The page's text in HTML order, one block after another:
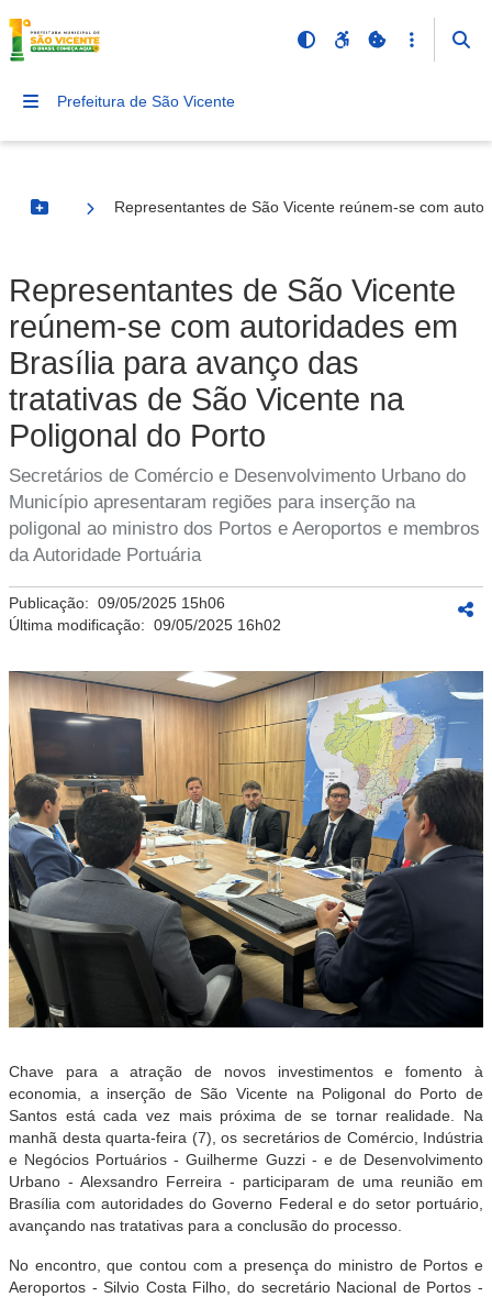
Prefeitura de São Vicente
Botão Menu
Representantes de São Vicente reúnem-se com
Representantes de São Vicente
reúnem-se com autoridades em
Brasília para avanço das
tratativas de São Vicente na
Poligonal do Porto
Secretários de Comércio e Desenvolvimento Urbano do
Município apresentaram regiões para inserção na
poligonal ao ministro dos Portos e Aeroportos e membros
da Autoridade Portuária
Publicação: 09/05/2025 15h06
Última modificação: 09/05/2025 16h02
Chave para a atração de novos investimentos e fomento à
economia, a inserção de São Vicente na Poligonal do Porto de
Santos está cada vez mais próxima de se tornar realidade. Na
manhã desta quarta-feira (7), os secretários de Comércio, Indústria
e Negócios Portuários - Guilherme Guzzi - e de Desenvolvimento
Urbano - Alexsandro Ferreira - participaram de uma reunião em
Brasília com autoridades do Governo Federal e do setor portuário,
avançando nas tratativas para a conclusão do processo.
No encontro, que contou com a presença do ministro de Portos e
Aeroportos - Silvio Costa Filho, do secretário Nacional de Portos -